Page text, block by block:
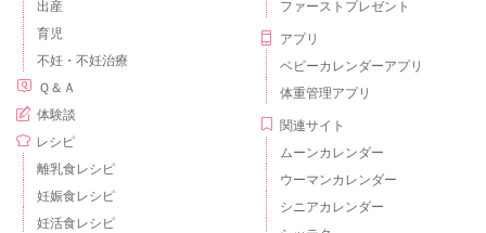
出産
育児
不妊・不妊治療
Ｑ＆Ａ
体験談
レシピ
離乳食レシピ
妊娠食レシピ
妊活食レシピ
ファーストプレゼント
アプリ
ベビーカレンダーアプリ
体重管理アプリ
関連サイト
ムーンカレンダー
ウーマンカレンダー
シニアカレンダー